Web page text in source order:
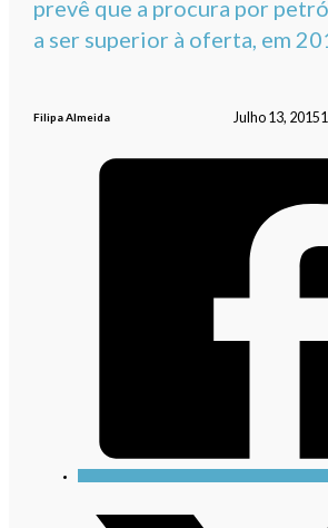
prevê que a procura por
a ser superior à oferta, em
Filipa Almeida Julho 13, 2015